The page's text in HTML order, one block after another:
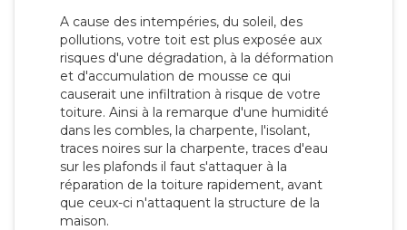
A cause des intempéries, du soleil, des
pollutions, votre toit est plus exposée aux
risques d'une dégradation, à la déformation
et d'accumulation de mousse ce qui
causerait une infiltration à risque de votre
toiture. Ainsi à la remarque d'une humidité
dans les combles, la charpente, l'isolant,
traces noires sur la charpente, traces d'eau
sur les plafonds il faut s'attaquer à la
réparation de la toiture rapidement, avant
que ceux-ci n'attaquent la structure de la
maison.